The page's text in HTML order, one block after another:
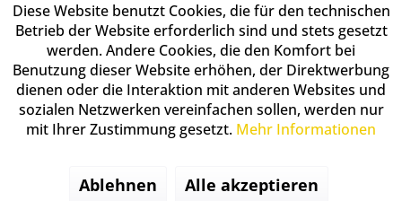
Diese Website benutzt Cookies, die für den technischen
Betrieb der Website erforderlich sind und stets gesetzt
werden. Andere Cookies, die den Komfort bei
Benutzung dieser Website erhöhen, der Direktwerbung
dienen oder die Interaktion mit anderen Websites und
sozialen Netzwerken vereinfachen sollen, werden nur
mit Ihrer Zustimmung gesetzt. Mehr Informationen
Ablehnen Alle akzeptieren